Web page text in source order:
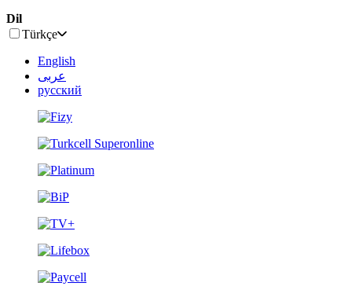
Dil
Türkçe
English
عربى
русский